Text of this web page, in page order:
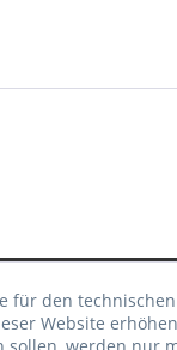
für den
Website